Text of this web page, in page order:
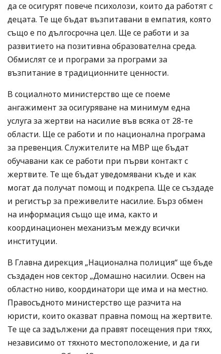
да се осигурят повече психолози, които да работят с
децата. Те ще бъдат възпитавани в емпатия, която
също е по дългосрочна цел. Ще се работи и за
развитието на позитивна образователна среда.
Обмислят се и програми за програми за
възпитание в традиционните ценности.
В социалното министерство ще се поеме
ангажимент за осигуряване на минимум една
услуга за жертви на насилие във всяка от 28-те
области. Ще се работи и по национална програма
за превенция. Служителите на МВР ще бъдат
обучавани как се работи при първи контакт с
жертвите. Те ще бъдат уведомявани къде и как
могат да получат помощ и подкрепа. Ще се създаде
и регистър за преживелите насилие. Бърз обмен
на информация също ще има, както и
координационен механизъм между всички
институции.
В Главна дирекция „Национална полиция“ ще бъде
създаден нов сектор „Домашно насилии. Освен на
областно ниво, координатори ще има и на местно.
Правосъдното министерство ще разчита на
юристи, които оказват правна помощ на жертвите.
Те ще са задължени да правят посещения при тяхх,
независимо от тяхното местоположение, и да ги